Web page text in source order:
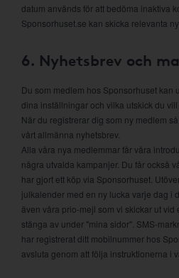
datum används för att bedöma inaktiva
Sponsorhuset.se kan skicka relevanta
6. Nyhetsbrev och
Du som medlem hos Sponsorhuset kan
dina inställningar och vilka utskick du vill
När du registrerar dig som ny medlem
vårt allmänna nyhetsbrev.
Alla våra nya medlemmar får våra
några utvalda kampanjer. Du får också
har gjort ett köp via Sponsorhuset.
julkalender med en ny lucka varje dag i
även våra prio-mejl som vi skickar ut
stänga av under "mina sidor". SMS-
har registrerat ditt mobilnummer hos
avsluta genom att följa instruktionerna i